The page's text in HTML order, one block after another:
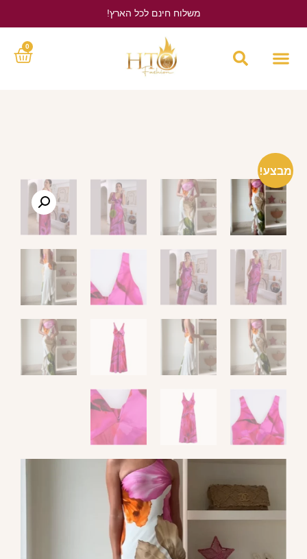
משלוח חינם לכל הארץ!
0
מבצע!